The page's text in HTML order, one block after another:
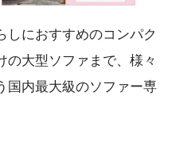
しにおすすめのコンパク
の大型ソファまで、様々
国内最大級のソファー専